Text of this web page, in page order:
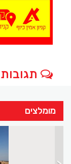
תגובות
מומלצים